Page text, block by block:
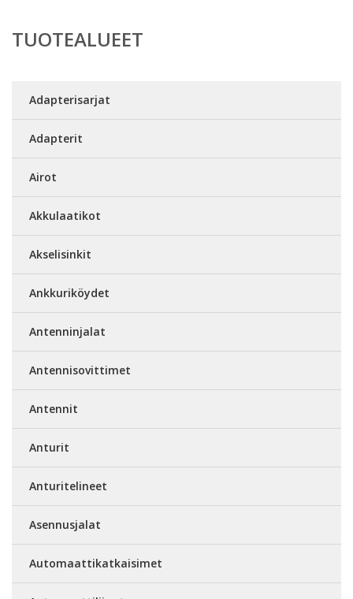
TUOTEALUEET
Adapterisarjat
Adapterit
Airot
Akkulaatikot
Akselisinkit
Ankkuriköydet
Antenninjalat
Antennisovittimet
Antennit
Anturit
Anturitelineet
Asennusjalat
Automaattikatkaisimet